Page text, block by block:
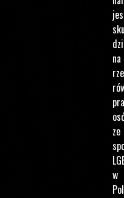
na
ze
w